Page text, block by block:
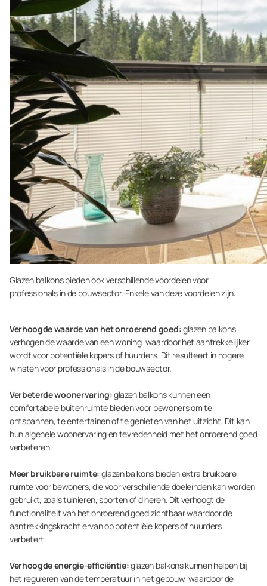
Glazen balkons bieden ook verschillende voordelen voor
professionals in de bouwsector. Enkele van deze voordelen zijn:
Verhoogde waarde van het onroerend goed:glazen balkons
verhogen de waarde van een woning, waardoor het aantrekkelijker
wordt voor potentiële kopers of huurders. Dit resulteert in hogere
winsten voor professionals in de bouwsector.
Verbeterde woonervaring:glazen balkons kunnen een
comfortabele buitenruimte bieden voor bewoners om te
ontspannen, te entertainen of te genieten van het uitzicht. Dit kan
hun algehele woonervaring en tevredenheid met het onroerend goed
verbeteren.
Meer bruikbare ruimte: glazen balkons bieden extra bruikbare
ruimte voor bewoners, die voor verschillende doeleinden kan worden
gebruikt, zoals tuinieren, sporten of dineren. Dit verhoogt de
functionaliteit van het onroerend goed zichtbaar waardoor de
aantrekkingskracht ervan op potentiële kopers of huurders
verbetert.
Verhoogde energie-efficiëntie:glazen balkons kunnen helpen bij
het reguleren van de temperatuur in het gebouw, waardoor de